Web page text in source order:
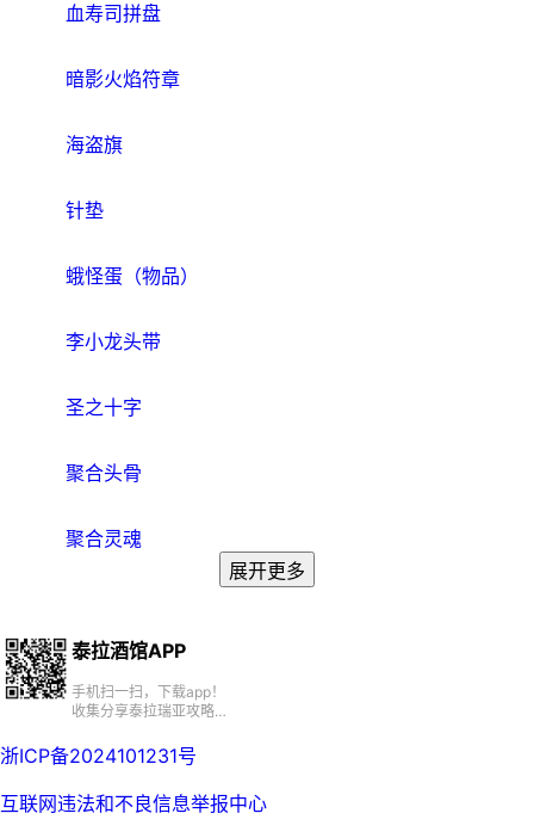
血寿司拼盘
暗影火焰符章
海盗旗
针垫
蛾怪蛋（物品）
李小龙头带
圣之十字
聚合头骨
聚合灵魂
展开更多
泰拉酒馆APP
手机扫一扫，下载app！
收集分享泰拉瑞亚攻略、
浙ICP备2024101231号
互联网违法和不良信息举报中心